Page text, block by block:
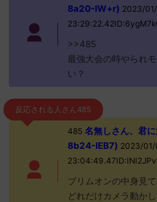
8a20-IW+r) 2023/
>>485
最強大会の時やられ
い？
反応される人さん485
485名無しさん、君
8b24-IEB7) 2023/01/
ブリムオンの中身見
どれだけカメラ動か